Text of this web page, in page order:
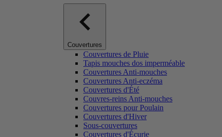
Couvertures
Couvertures de Pluie
Tapis mouches dos imperméable
Couvertures Anti-mouches
Couvertures Anti-eczéma
Couvertures d'Été
Couvres-reins Anti-mouches
Couvertures pour Poulain
Couvertures d'Hiver
Sous-couvertures
Couvertures d'Écurie